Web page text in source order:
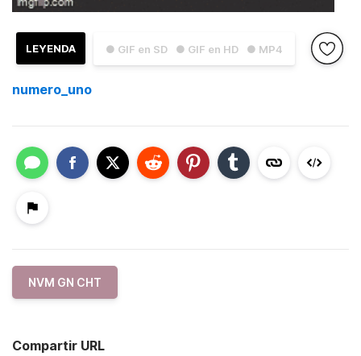
● GIF en SD ● GIF en HD ● MP4
LEYENDA
numero_uno
NVM GN CHT
Compartir URL